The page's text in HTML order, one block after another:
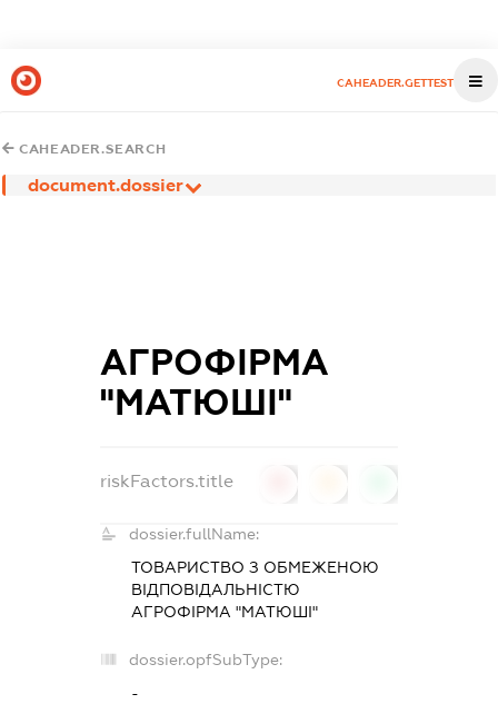
CAHEADER.GETTEST
CAHEADER.SEARCH
document.dossier
АГРОФІРМА
"МАТЮШІ"
riskFactors.title
dossier.fullName:
ТОВАРИСТВО З ОБМЕЖЕНОЮ
ВІДПОВІДАЛЬНІСТЮ
АГРОФІРМА "МАТЮШІ"
dossier.opfSubType:
-